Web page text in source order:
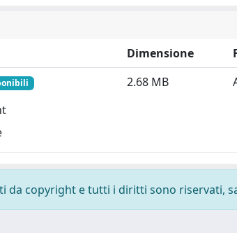
Dimensione
2.68 MB
da copyright e tutti i diritti sono riservati,